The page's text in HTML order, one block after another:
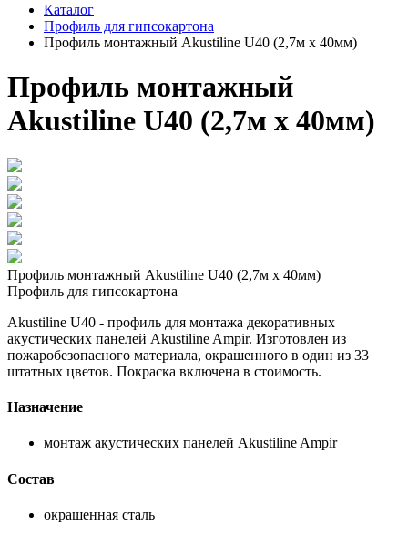
Каталог
Профиль для гипсокартона
Профиль монтажный Akustiline U40 (2,7м х 40мм)
Профиль монтажный
Akustiline U40 (2,7м х 40мм)
Профиль монтажный Akustiline U40 (2,7м х 40мм)
Профиль для гипсокартона
Akustiline U40 - профиль для монтажа декоративных
акустических панелей Akustiline Ampir. Изготовлен из
пожаробезопасного материала, окрашенного в один из 33
штатных цветов. Покраска включена в стоимость.
Назначение
монтаж акустических панелей Akustiline Ampir
Состав
окрашенная сталь